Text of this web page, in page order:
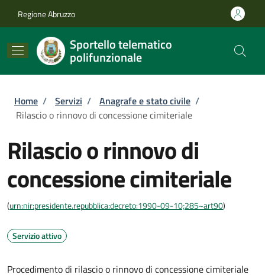
Regione Abruzzo
Sportello telematico
polifunzionale
Briciole di pane
Home / Servizi / Anagrafe e stato civile /
Rilascio o rinnovo di concessione cimiteriale
Rilascio o rinnovo di
concessione cimiteriale
(urn:nir:presidente.repubblica:decreto:1990-09-10;285~art90)
Servizio attivo
Procedimento di rilascio o rinnovo di concessione cimiteriale